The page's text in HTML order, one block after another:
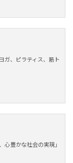
ガ、ピラティス、筋ト
心豊かな社会の実現」